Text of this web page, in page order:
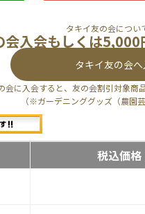
タキイ友の会につい
会入会もしくは
タキイ友の会
会に入会すると、友の会割引対象商
（※ガーデニンググッズ（農園
税込価格